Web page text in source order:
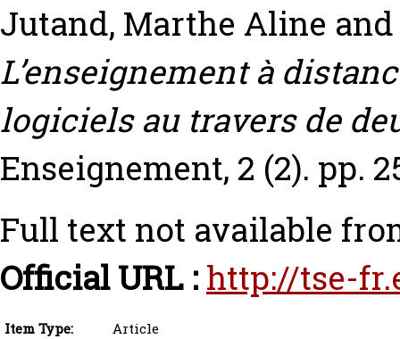
Jutand, Marthe Aline
L’enseignement à
logiciels au travers de
Enseignement, 2 (2). pp.
Full text not available
Official URL : http://tse-
Item Type:
Article